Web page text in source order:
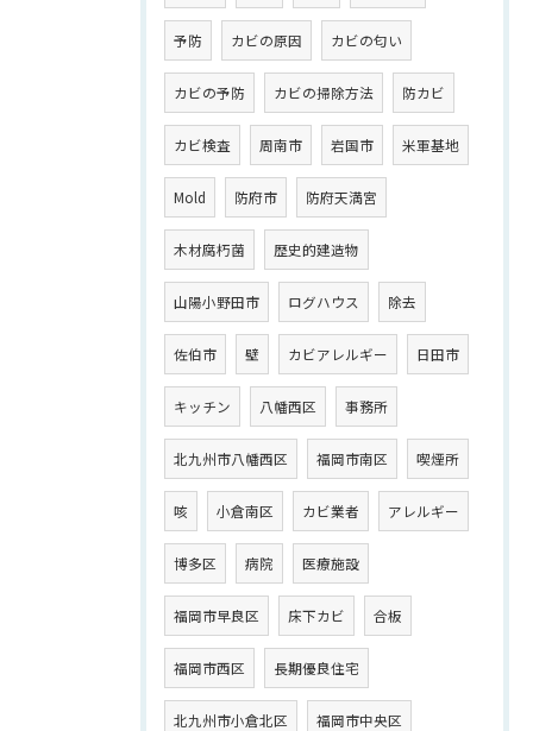
予防 カビの原因 カビの匂い
カビの予防 カビの掃除方法 防カビ
カビ検査 周南市 岩国市 米軍基地
Mold 防府市 防府天満宮
木材腐朽菌 歴史的建造物
山陽小野田市 ログハウス 除去
佐伯市 壁 カビアレルギー 日田市
キッチン 八幡西区 事務所
北九州市八幡西区 福岡市南区 喫煙所
咳 小倉南区 カビ業者 アレルギー
博多区 病院 医療施設
福岡市早良区 床下カビ 合板
福岡市西区 長期優良住宅
北九州市小倉北区 福岡市中央区